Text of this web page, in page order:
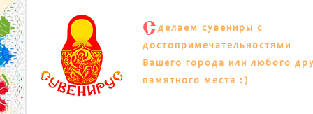
С делаем сувениры с
достопримечательностями
Вашего города или любого
памятного места :)